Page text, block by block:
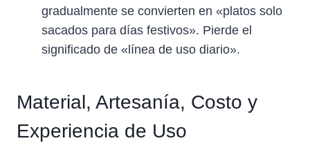
gradualmente se convierten en «platos solo
sacados para días festivos». Pierde el
significado de «línea de uso diario».
Material, Artesanía, Costo y
Experiencia de Uso